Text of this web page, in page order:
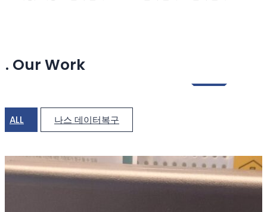
Our Work
ALL 나스 데이터복구